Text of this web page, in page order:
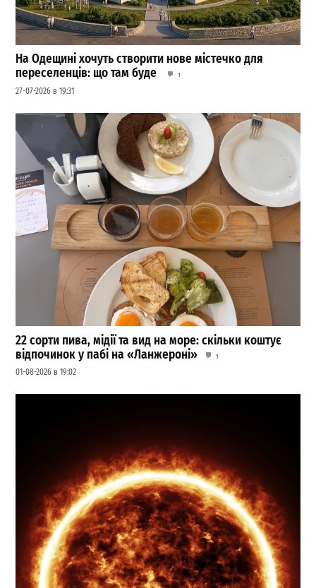
На Одещині хочуть створити нове містечко для
переселенців: що там буде
1
27-07-2026 в 19:31
22 сорти пива, мідії та вид на море: скільки коштує
відпочинок у пабі на «Ланжероні»
1
01-08-2026 в 19:02